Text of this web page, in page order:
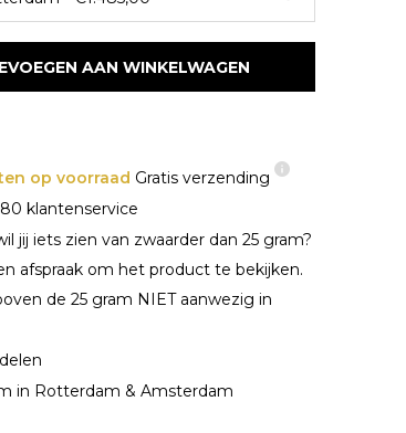
AAN WINKELWAGEN
op voorraad Gratis verzending
klantenservice
jij iets zien van zwaarder dan 25 gram?
afspraak om het product te bekijken.
de 25 gram NIET aanwezig in
in Rotterdam & Amsterdam